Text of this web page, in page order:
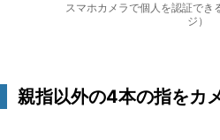
スマホカメラで個人を認証でき
ジ）
親指以外の4本の指をカ